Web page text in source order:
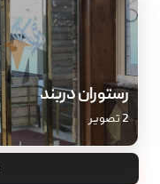
رستوران دربند
2 تصویر